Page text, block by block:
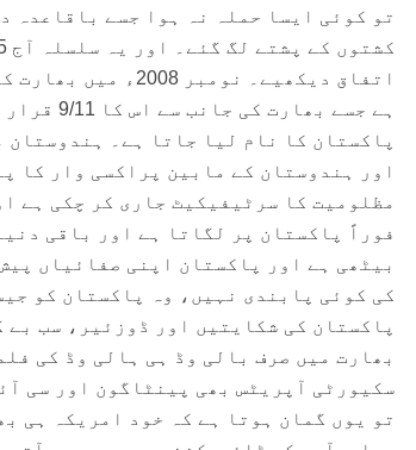
تو کوئی ایسا حملہ نہ ہوا جسے باقاعدہ
کشتوں کے پشتے لگ گئے۔ اور یہ سلسلہ آج 15 برس گزر جانے کے باوجود تھما نہیں۔
اتفاق دیکھیے۔
ہے جسے
پاکستان کا نام لیا جاتا ہے۔
اور ہندوستان کے مابین پراکسی وار کا
مظلومیت کا سرٹیفیکیٹ جاری کر چکی ہے
فوراً پاکستان پر لگاتا ہے اور باقی
بیٹھی ہے اور پاکستان اپنی صفائیاں
کی کوئی پابندی نہیں، وہ پاکستان کو
پاکستان کی شکایتیں اور ڈوزئیر، سب بے
بھارت میں صرف بالی وڈ ہی ہالی وڈ کی
سکیورٹی آپریٹس بھی پینٹاگون اور سی
تو یوں گمان ہوتا ہے کہ خود امریکہ ہی